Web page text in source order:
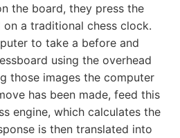
the board, they press the
a traditional chess clock.
to take a before and
using the overhead
those images the computer
has been made, feed this
engine, which calculates the
is then translated into